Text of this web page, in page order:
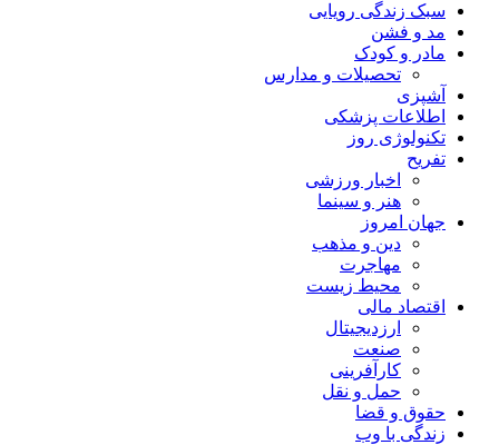
سبک زندگی رویایی
مد و فشن
مادر و کودک
تحصیلات و مدارس
آشپزی
اطلاعات پزشکی
تکنولوژی روز
تفریح
اخبار ورزشی
هنر و سینما
جهان امروز
دین و مذهب
مهاجرت
محیط زیست
اقتصاد مالی
ارزدیجیتال
صنعت
کارآفرینی
حمل و نقل
حقوق و قضا
زندگی با وب